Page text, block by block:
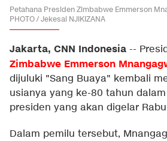
Petahana Presiden Zimbabwe Emmerson
PHOTO / Jekesai NJIKIZANA
Jakarta, CNN Indonesia --
Zimbabwe Emmerson
dijuluki "Sang Buaya" kembali
usianya yang ke-80 tahun
presiden yang akan digelar
Dalam pemilu tersebut,